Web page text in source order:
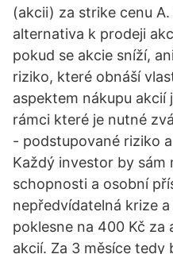
(akcii) za strike cenu
alternativa k prodeji
pokud se akcie sníží,
riziko, které obnáší
aspektem nákupu
rámci které je nutné
- podstupované riziko
Každý investor by
schopnosti a osobní
nepředvídatelná krize a
poklesne na 400 Kč za
akcií. Za 3 měsíce tedy